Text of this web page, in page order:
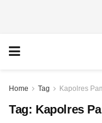
Home Tag Kapolres
Tag: Kapolres